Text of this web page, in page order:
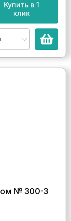
Купить в 1
клик
№ 300-3